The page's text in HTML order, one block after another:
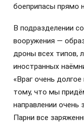
боеприпасы прямо
В подразделении
вооружения —
дроны всех типов,
иностранных
«Враг очень
тому, что мы
направлении очень
Парни все